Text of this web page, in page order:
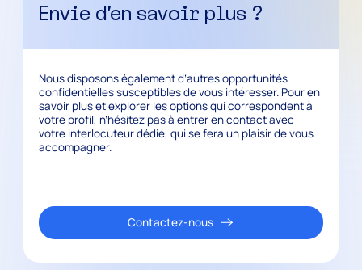
Envie d’en savoir plus ?
Nous disposons également d’autres opportunités
confidentielles susceptibles de vous intéresser. Pour en
savoir plus et explorer les options qui correspondent à
votre profil, n’hésitez pas à entrer en contact avec
votre interlocuteur dédié, qui se fera un plaisir de vous
accompagner.
Contactez-nous